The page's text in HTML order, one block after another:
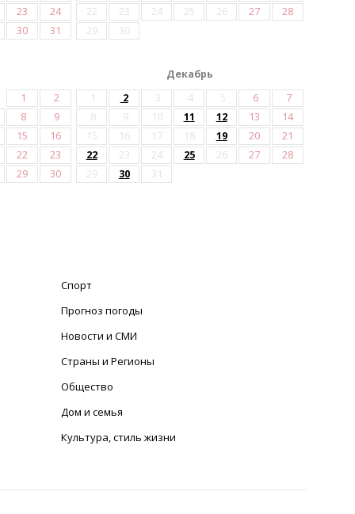
23
24
30 31
22
23 24 25 26 27
28
29
30
1
2
8
9
15
16
22
23
29 30
Декабрь
1
2 3 4 5 6
7
8
9 10 11 12 13
14
15
16 17 18 19 20
21
22
23 24 25 26 27
28
29
30 31
Спорт
Прогноз погоды
Новости и СМИ
Страны и Регионы
Общество
Дом и семья
Культура, стиль жизни